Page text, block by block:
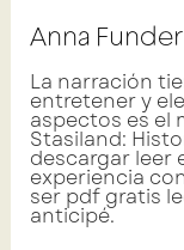
Anna
La narración
entretener y
aspectos es el
Stasiland:
descargar leer
experiencia
ser pdf gratis
anticipé.